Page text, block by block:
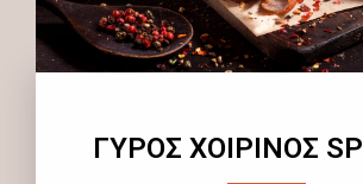
ΓΥΡΟΣ ΧΟΙΡΙΝΟΣ